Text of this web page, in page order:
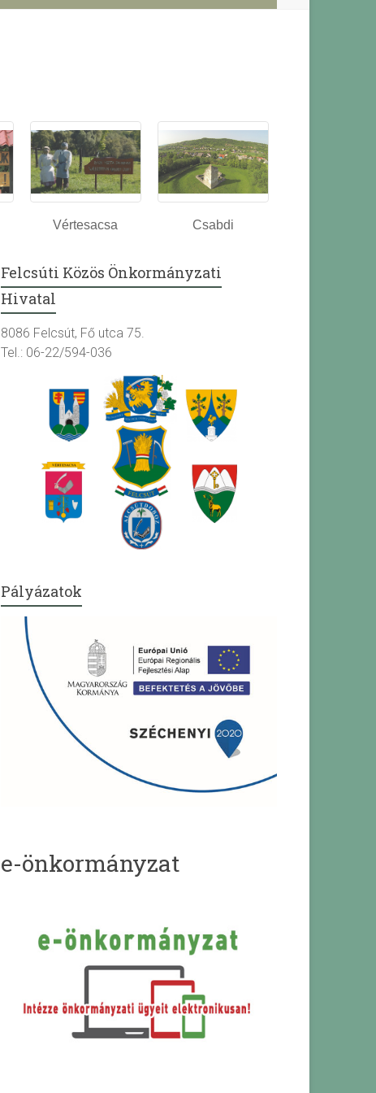
Vértesacsa Csabdi
Felcsúti Közös Önkormányzati
Hivatal
8086 Felcsút, Fő utca 75.
Tel.: 06-22/594-036
Pályázatok
e-önkormányzat